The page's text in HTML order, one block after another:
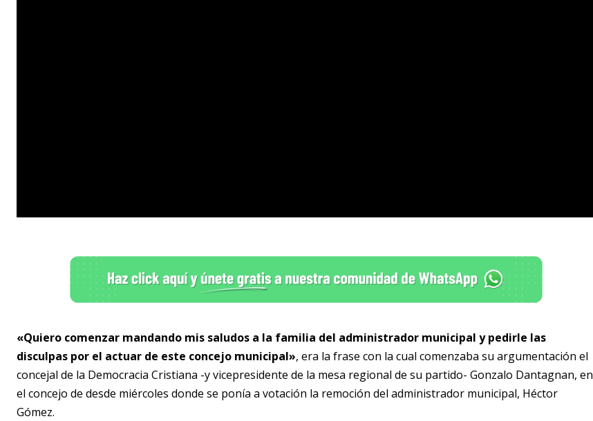
«Quiero comenzar mandando mis saludos a la familia del administrador municipal y pedirle las
disculpas por el actuar de este concejo municipal», era la frase con la cual comenzaba su argumentación el
concejal de la Democracia Cristiana -y vicepresidente de la mesa regional de su partido- Gonzalo Dantagnan, en
el concejo de desde miércoles donde se ponía a votación la remoción del administrador municipal, Héctor
Gómez.